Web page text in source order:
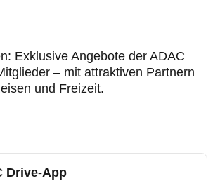
Exklusive Angebote der ADAC
– mit attraktiven Partnern
und Freizeit.
Drive-App